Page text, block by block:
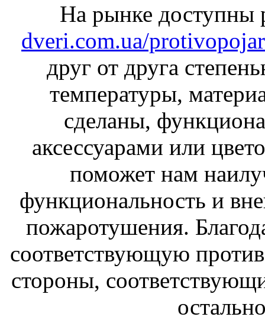
На рынке доступны
dveri.com.ua/
друг от друга
температуры,
сделаны,
аксессуарами или
поможет нам
функциональность и
пожаротушения.
соответствующую
стороны,